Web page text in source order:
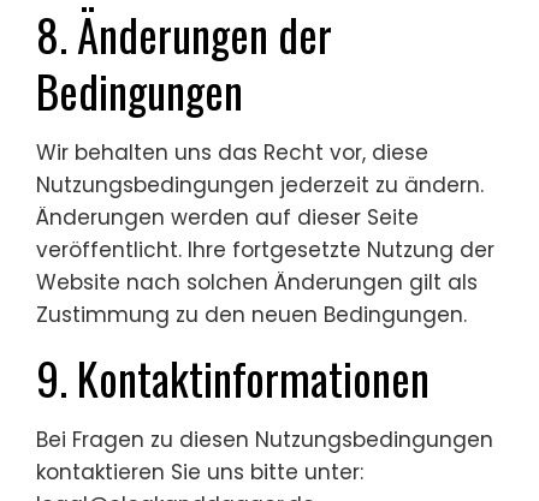
8. Änderungen der
Bedingungen
Wir behalten uns das Recht vor, diese
Nutzungsbedingungen jederzeit zu ändern.
Änderungen werden auf dieser Seite
veröffentlicht. Ihre fortgesetzte Nutzung der
Website nach solchen Änderungen gilt als
Zustimmung zu den neuen Bedingungen.
9. Kontaktinformationen
Bei Fragen zu diesen Nutzungsbedingungen
kontaktieren Sie uns bitte unter: